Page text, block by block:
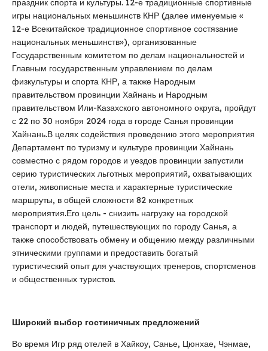
праздник спорта и культуры. 12-е традиционные спортивные
игры национальных меньшинств КНР (далее именуемые «
12-е Всекитайское традиционное спортивное состязание
национальных меньшинств»), организованные
Государственным комитетом по делам национальностей и
Главным государственным управлением по делам
физкультуры и спорта КНР, а также Народным
правительством провинции Хайнань и Народным
правительством Или-Казахского автономного округа, пройдут
с 22 по 30 ноября 2024 года в городе Санья провинции
Хайнань.В целях содействия проведению этого мероприятия
Департамент по туризму и культуре провинции Хайнань
совместно с рядом городов и уездов провинции запустили
серию туристических льготных мероприятий, охватывающих
отели, живописные места и характерные туристические
маршруты, в общей сложности 82 конкретных
мероприятия.Его цель - снизить нагрузку на городской
транспорт и людей, путешествующих по городу Санья, а
также способствовать обмену и общению между различными
этническими группами и предоставить богатый
туристический опыт для участвующих тренеров, спортсменов
и общественных туристов.
Широкий выбор гостиничных предложений
Во время Игр ряд отелей в Хайкоу, Санье, Цюнхае, Чэнмае,